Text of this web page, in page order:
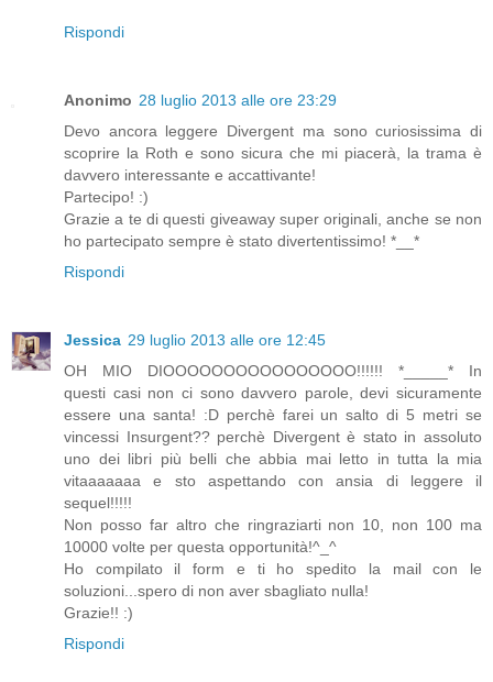
Rispondi
Anonimo 28 luglio 2013 alle ore 23:29
Devo ancora leggere Divergent ma sono curiosissima di
scoprire la Roth e sono sicura che mi piacerà, la trama è
davvero interessante e accattivante!
Partecipo! :)
Grazie a te di questi giveaway super originali, anche se non
ho partecipato sempre è stato divertentissimo! *__*
Rispondi
Jessica 29 luglio 2013 alle ore 12:45
OH MIO DIOOOOOOOOOOOOOOOO!!!!!! *_____* In
questi casi non ci sono davvero parole, devi sicuramente
essere una santa! :D perchè farei un salto di 5 metri se
vincessi Insurgent?? perchè Divergent è stato in assoluto
uno dei libri più belli che abbia mai letto in tutta la mia
vitaaaaaaa e sto aspettando con ansia di leggere il
sequel!!!!!
Non posso far altro che ringraziarti non 10, non 100 ma
10000 volte per questa opportunità!^_^
Ho compilato il form e ti ho spedito la mail con le
soluzioni...spero di non aver sbagliato nulla!
Grazie!! :)
Rispondi